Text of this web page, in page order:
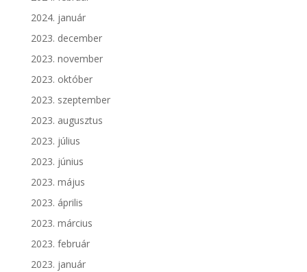
2024. január
2023. december
2023. november
2023. október
2023. szeptember
2023. augusztus
2023. július
2023. június
2023. május
2023. április
2023. március
2023. február
2023. január